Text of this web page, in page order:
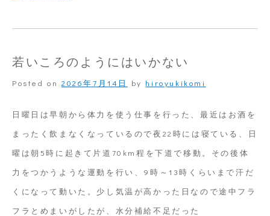
力
持
若いころのようにはいかない
Posted on 2026年7月14日 by hiroyukikomi
日曜日は早朝から体力を使う仕事を行った、最近はお酒を
まったく飲まなくなっているので夜22時には寝ている、日
曜は朝5時に起きて片道70km程を下道で移動。その後体
力をつかうような運動を行い、9時～13時くらいまで汗だ
くになって動いた。少し気温が高かった日なので途中フラ
フラとめまいがしたが、水分補給不足だった